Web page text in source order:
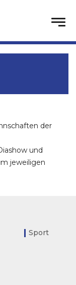
der
und
jeweiligen
Sport